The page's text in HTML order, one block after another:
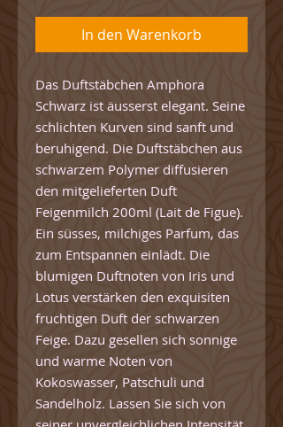
In den Warenkorb
Das Duftstäbchen Amphora
Schwarz ist äusserst elegant. Seine
schlichten Kurven sind sanft und
beruhigend. Die Duftstäbchen aus
schwarzem Polymer diffusieren
den mitgelieferten Duft
Feigenmilch 200ml (Lait de Figue).
Ein süsses, milchiges Parfum, das
zum Entspannen einlädt. Die
blumigen Duftnoten von Iris und
Lotus verstärken den exquisiten
fruchtigen Duft der schwarzen
Feige. Dazu gesellen sich sonnige
und warme Noten von
Kokoswasser, Patschuli und
Sandelholz. Lassen Sie sich von